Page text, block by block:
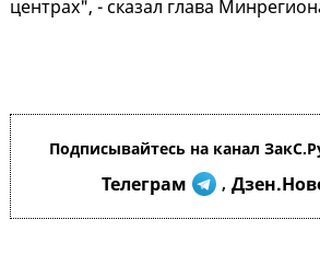
центрах", - сказал глава
Подписывайтесь на канал
Телеграм ,